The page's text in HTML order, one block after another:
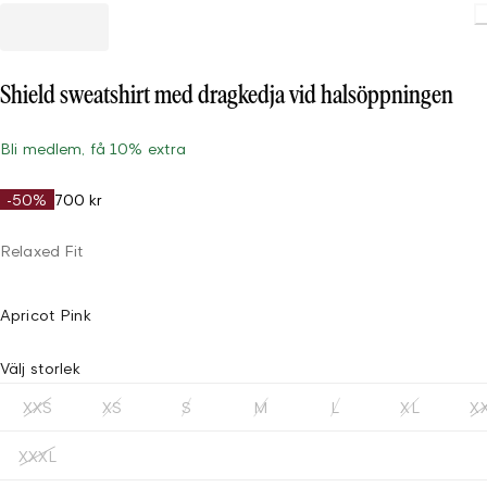
Shield sweatshirt med dragkedja vid halsöppningen
Bli medlem, få 10% extra
-50% 700 kr
Relaxed Fit
Apricot Pink
Välj storlek
XXS XS S M L XL
XXXL